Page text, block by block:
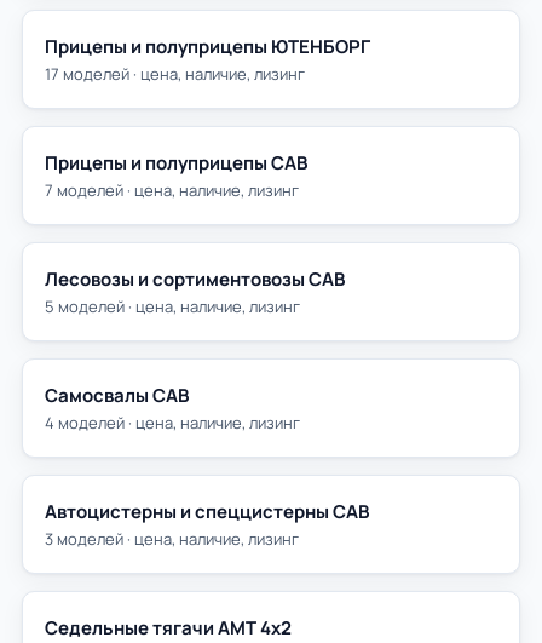
Прицепы и полуприцепы ЮТЕНБОРГ
17 моделей · цена, наличие, лизинг
Прицепы и полуприцепы САВ
7 моделей · цена, наличие, лизинг
Лесовозы и сортиментовозы САВ
5 моделей · цена, наличие, лизинг
Самосвалы САВ
4 моделей · цена, наличие, лизинг
Автоцистерны и спеццистерны САВ
3 моделей · цена, наличие, лизинг
Седельные тягачи АМТ 4х2